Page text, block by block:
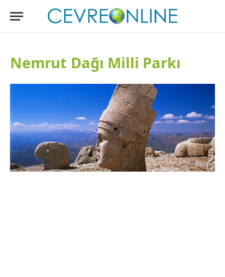
Nemrut Dağı Milli Parkı